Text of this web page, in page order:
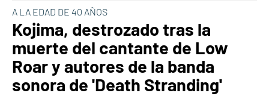
A LA EDAD DE 40 AÑOS
Kojima, destrozado tras la
muerte del cantante de Low
Roar y autores de la banda
sonora de 'Death Stranding'